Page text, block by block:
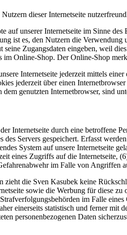
dieser Internetseite
auf unserer Internetseite im Sinne
ist es, den Nutzern die
Zugangsdaten eingeben, weil
Online-Shop. Der Online-Shop
Internetseite jederzeit mittels
jederzeit über einen
genutzten Internetbrowser, sind
Internetseite durch eine betroffene
Servers gespeichert. Erfasst
System auf unsere Internetseite
eines Zugriffs auf die
im Falle von Angriffen
die Sven Kasubek keine
sowie die Werbung für diese
im Falle
einerseits statistisch und ferner
personenbezogenen Daten